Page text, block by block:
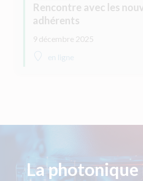
Rencontre avec les
adhérents
9 décembre 2025
en ligne
La